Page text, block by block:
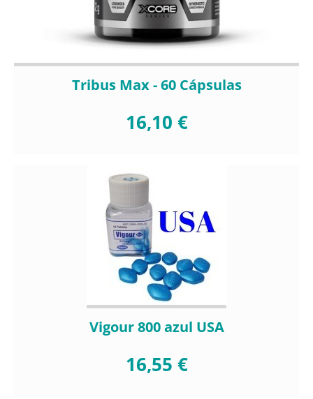
Tribus Max - 60 Cápsulas
16,10 €
Vigour 800 azul USA
16,55 €